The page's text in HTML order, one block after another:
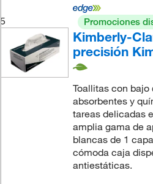
5 Promociones
Kimberly-
precisión
Toallitas con
absorbentes y
tareas delicadas
amplia gama de
blancas de 1
cómoda caja
antiestáticas.